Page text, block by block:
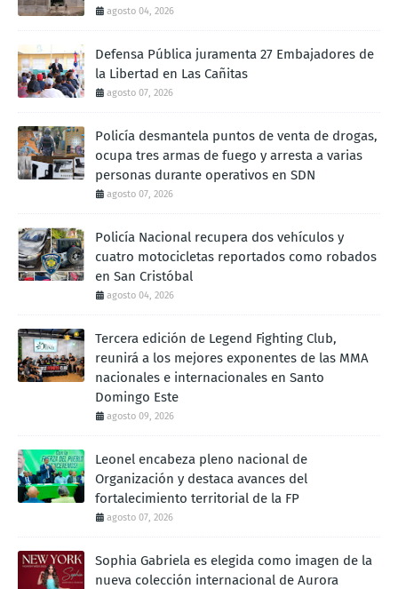
agosto 04, 2026
Defensa Pública juramenta 27 Embajadores de
la Libertad en Las Cañitas
agosto 07, 2026
Policía desmantela puntos de venta de drogas,
ocupa tres armas de fuego y arresta a varias
personas durante operativos en SDN
agosto 07, 2026
Policía Nacional recupera dos vehículos y
cuatro motocicletas reportados como robados
en San Cristóbal
agosto 04, 2026
Tercera edición de Legend Fighting Club,
reunirá a los mejores exponentes de las MMA
nacionales e internacionales en Santo
Domingo Este
agosto 09, 2026
Leonel encabeza pleno nacional de
Organización y destaca avances del
fortalecimiento territorial de la FP
agosto 07, 2026
Sophia Gabriela es elegida como imagen de la
nueva colección internacional de Aurora